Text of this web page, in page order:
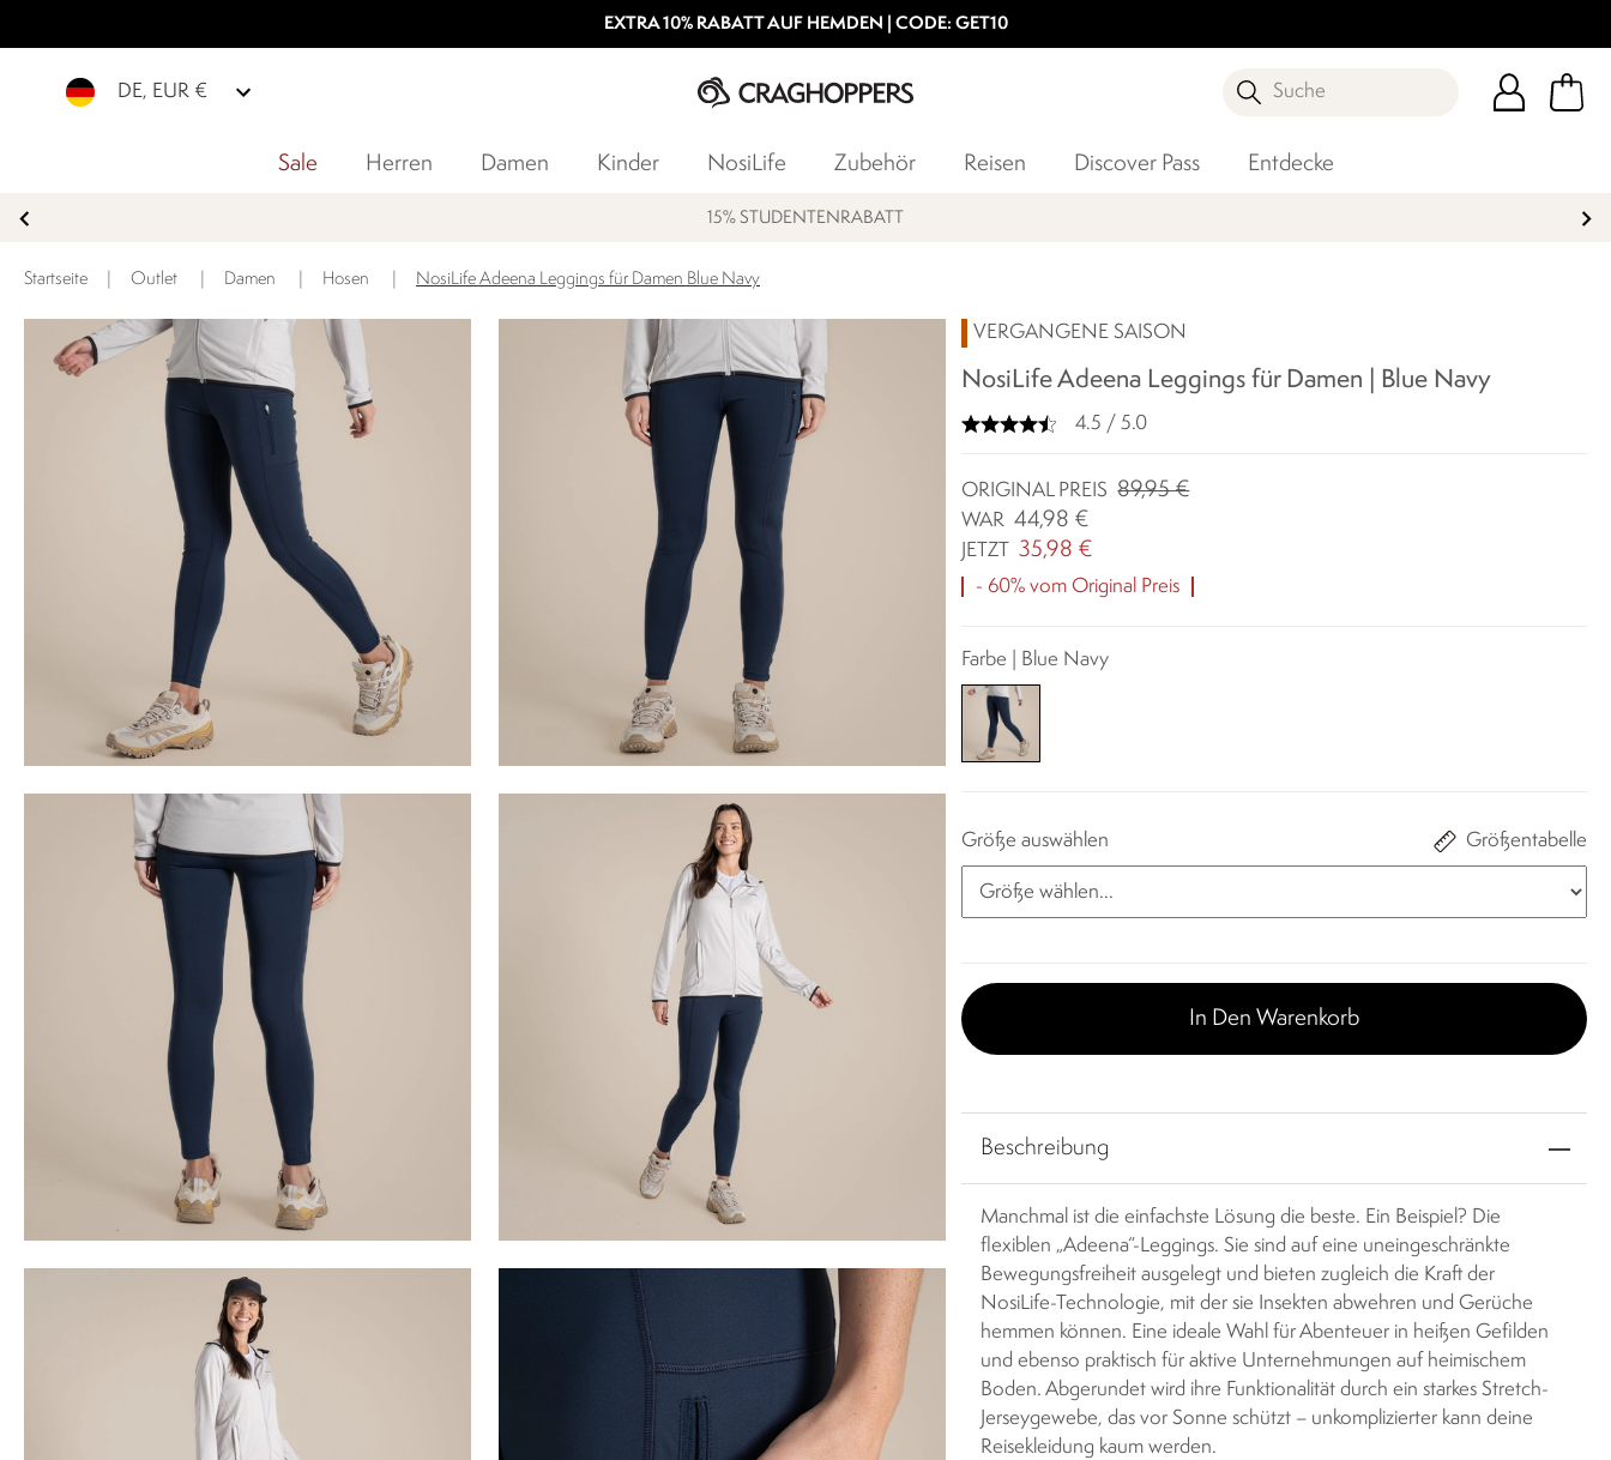
EXTRA 10% RABATT AUF HEMDEN | CODE: GET10
DE, EUR € Suche
Sale Herren Damen Kinder NosiLife Zubehör Reisen Discover Pass Entdecke
15% STUDENTENRABATT
Startseite Outlet Damen Hosen NosiLife Adeena Leggings für Damen Blue Navy
VERGANGENE SAISON
NosiLife Adeena Leggings für Damen | Blue Navy
4.5 / 5.0
ORIGINAL PREIS 89,95 €
WAR 44,98 €
JETZT 35,98 €
- 60% vom Original Preis
Farbe | Blue Navy
Größe auswählen Größentabelle
In Den Warenkorb
Beschreibung
Manchmal ist die einfachste Lösung die beste. Ein Beispiel? Die
flexiblen „Adeena“-Leggings. Sie sind auf eine uneingeschränkte
Bewegungsfreiheit ausgelegt und bieten zugleich die Kraft der
NosiLife-Technologie, mit der sie Insekten abwehren und Gerüche
hemmen können. Eine ideale Wahl für Abenteuer in heißen Gefilden
und ebenso praktisch für aktive Unternehmungen auf heimischem
Boden. Abgerundet wird ihre Funktionalität durch ein starkes Stretch-
Jerseygewebe, das vor Sonne schützt – unkomplizierter kann deine
Reisekleidung kaum werden.